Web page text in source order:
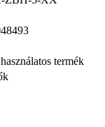
termék